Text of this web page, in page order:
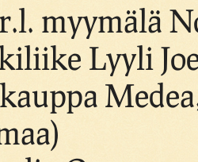
myymälä
Lyyli